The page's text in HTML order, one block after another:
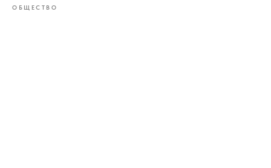
ОБЩЕСТВО